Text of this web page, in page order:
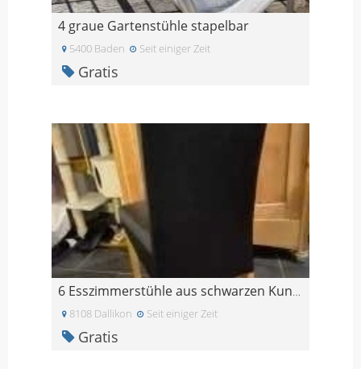
4 graue Gartenstühle stapelbar
5400 Baden Seit einiger Zeit
Gratis
6 Esszimmerstühle aus schwarzen Kunstleder
8108 Dallikon Seit einiger Zeit
Gratis